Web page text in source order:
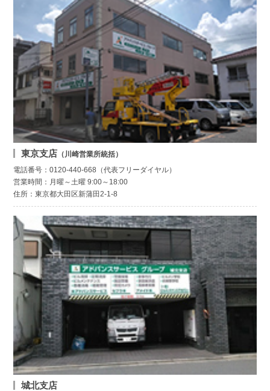
東京支店 （川崎営業所統括）
電話番号：0120-440-668（代表フリーダイヤル）
営業時間：月曜～土曜 9:00～18:00
住所：東京都大田区新蒲田2-1-8
城北支店